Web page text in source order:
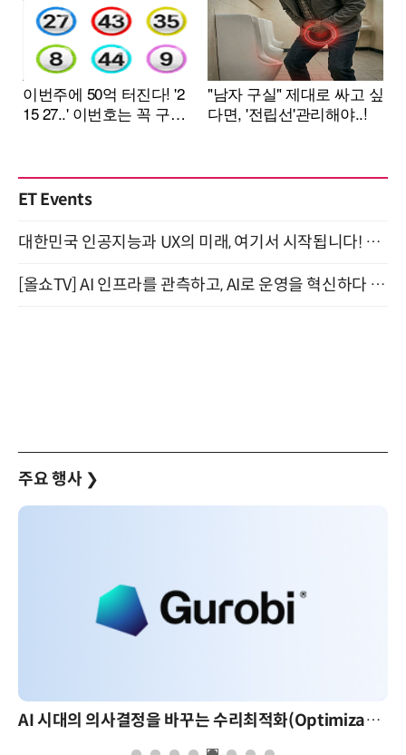
ET Events
대한민국 인공지능과 UX의 미래, 여기서 시작됩니다! UX Korea 2026 - Fall 9월 2일 개최
[올쇼TV] AI 인프라를 관측하고, AI로 운영을 혁신하다 (8월 11일 생방송)
주요 행사 ❯
AI 시대의 의사결정을 바꾸는 수리최적화(Optimization): 실제 산업 적용 사례와 활용 전략